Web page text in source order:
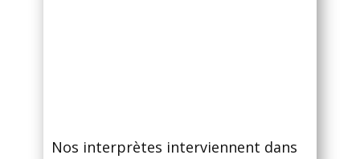
Nos interprètes interviennent dans